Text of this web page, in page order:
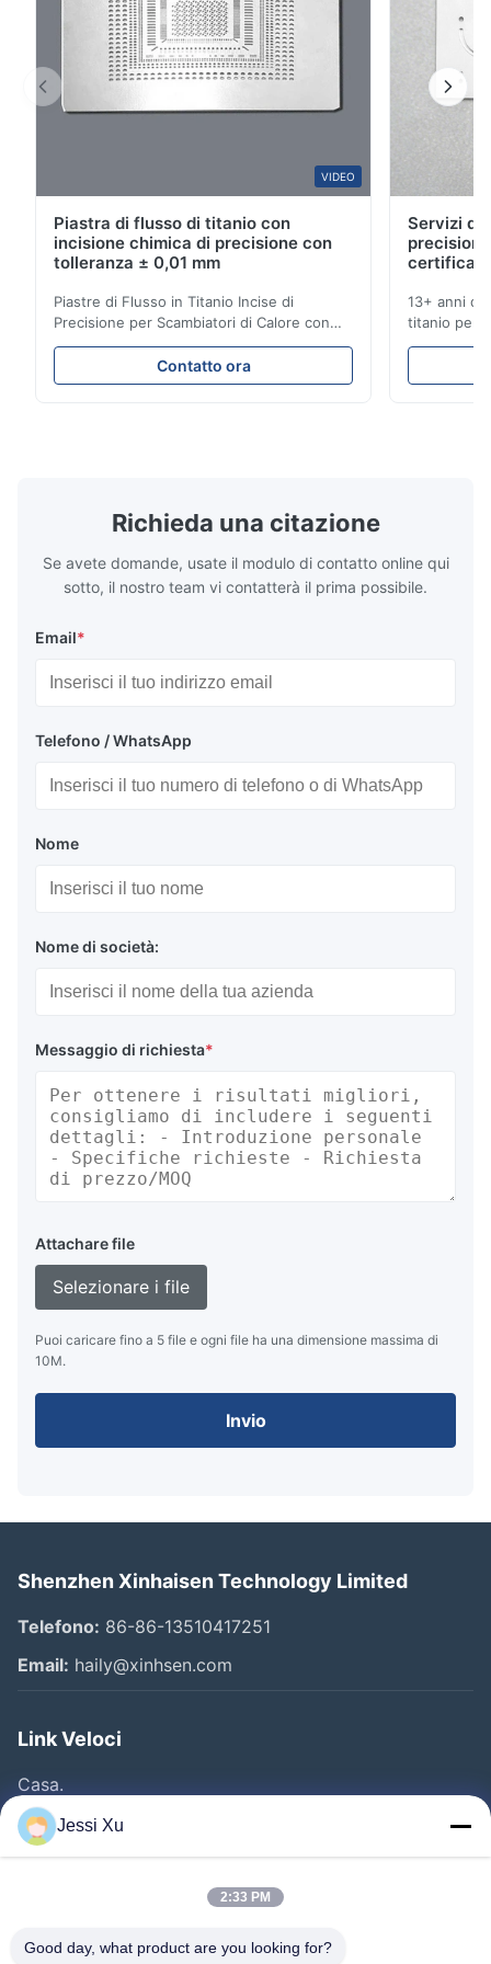
Jan 8.2026
Nov 6.2025
Excellent
VIDEO
Piastra di flusso di titanio con
incisione chimica di precisione con
tolleranza ± 0,01 mm
Piastre di Flusso in Titanio Incise di
Precisione per Scambiatori di Calore con
Elevata Resistenza alla Corrosione
Panoramica delle Piastre di FlussoXinhaisen
Technology è specializzata nella
Contatto ora
Servizi di
certificati
13+ anni di
titanio per
mediche e
competitivi.
Richieda una citazione
Se avete domande, usate il modulo di contatto online qui
sotto, il nostro team vi contatterà il prima possibile.
Email*
Telefono / WhatsApp
Nome
Nome di società:
Messaggio di richiesta*
Attachare file
Selezionare i file
Puoi caricare fino a 5 file e ogni file ha una dimensione massima di
10M.
Invio
Shenzhen Xinhaisen Technology Limited
Telefono: 86-86-13510417251
Email: haily@xinhsen.com
Link Veloci
Casa.
Prodotti
Video
Fatory Tour
Jessi Xu
2:33 PM
Good day, what product are you looking for?